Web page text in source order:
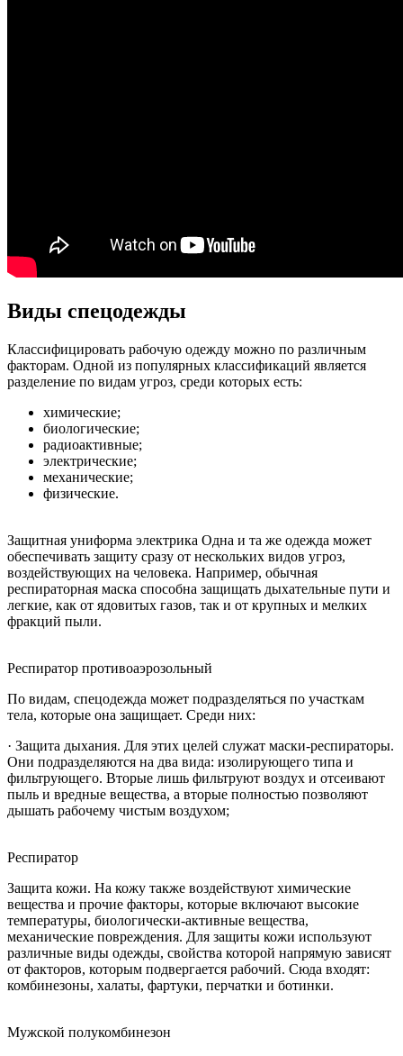
Виды спецодежды
Классифицировать рабочую одежду можно по различным
факторам. Одной из популярных классификаций является
разделение по видам угроз, среди которых есть:
химические;
биологические;
радиоактивные;
электрические;
механические;
физические.
Защитная униформа электрика Одна и та же одежда может
обеспечивать защиту сразу от нескольких видов угроз,
воздействующих на человека. Например, обычная
респираторная маска способна защищать дыхательные пути и
легкие, как от ядовитых газов, так и от крупных и мелких
фракций пыли.
Респиратор противоаэрозольный
По видам, спецодежда может подразделяться по участкам
тела, которые она защищает. Среди них:
· Защита дыхания. Для этих целей служат маски-респираторы.
Они подразделяются на два вида: изолирующего типа и
фильтрующего. Вторые лишь фильтруют воздух и отсеивают
пыль и вредные вещества, а вторые полностью позволяют
дышать рабочему чистым воздухом;
Респиратор
Защита кожи. На кожу также воздействуют химические
вещества и прочие факторы, которые включают высокие
температуры, биологически-активные вещества,
механические повреждения. Для защиты кожи используют
различные виды одежды, свойства которой напрямую зависят
от факторов, которым подвергается рабочий. Сюда входят:
комбинезоны, халаты, фартуки, перчатки и ботинки.
Мужской полукомбинезон